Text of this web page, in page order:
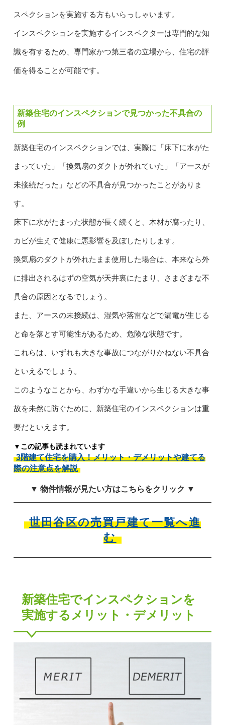
スペクションを実施する方もいらっしゃいます。
インスペクションを実施するインスペクターは専門的な知
識を有するため、専門家かつ第三者の立場から、住宅の評
価を得ることが可能です。
新築住宅のインスペクションで見つかった不具合の
例
新築住宅のインスペクションでは、実際に「床下に水がた
まっていた」「換気扇のダクトが外れていた」「アースが
未接続だった」などの不具合が見つかったことがありま
す。
床下に水がたまった状態が長く続くと、木材が腐ったり、
カビが生えて健康に悪影響を及ぼしたりします。
換気扇のダクトが外れたまま使用した場合は、本来なら外
に排出されるはずの空気が天井裏にたまり、さまざまな不
具合の原因となるでしょう。
また、アースの未接続は、湿気や落雷などで漏電が生じる
と命を落とす可能性があるため、危険な状態です。
これらは、いずれも大きな事故につながりかねない不具合
といえるでしょう。
このようなことから、わずかな手違いから生じる大きな事
故を未然に防ぐために、新築住宅のインスペクションは重
要だといえます。
▼この記事も読まれています
3階建て住宅を購入！メリット・デメリットや建てる
際の注意点を解説
▼ 物件情報が見たい方はこちらをクリック ▼
世田谷区の売買戸建て一覧へ進
む
新築住宅でインスペクションを
実施するメリット・デメリット